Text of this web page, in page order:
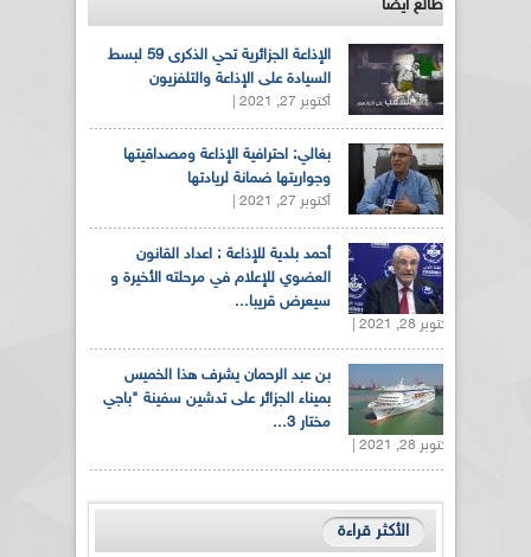
طالع ايضاً
الإذاعة الجزائرية تحي الذكرى 59 لبسط
السيادة على الإذاعة والتلفزيون
أكتوبر 27, 2021 |
بغالي: احترافية الإذاعة ومصداقيتها
وجواريتها ضمانة لريادتها
أكتوبر 27, 2021 |
أحمد بلدية للإذاعة : اعداد القانون
العضوي للإعلام في مرحلته الأخيرة و
سيعرض قريبا...
أكتوبر 28, 2021 |
بن عبد الرحمان يشرف هذا الخميس
بميناء الجزائر على تدشين سفينة "باجي
مختار 3...
أكتوبر 28, 2021 |
الأكثر قراءة